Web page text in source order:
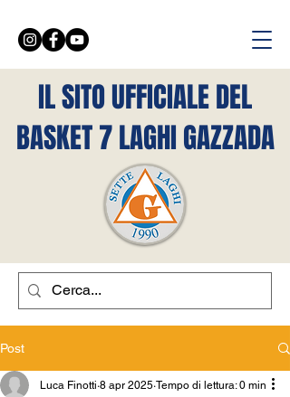
IL SITO UFFICIALE DEL
BASKET 7 LAGHI GAZZADA
Post
Luca Finotti 8 apr 2025 Tempo di lettura: 0 min